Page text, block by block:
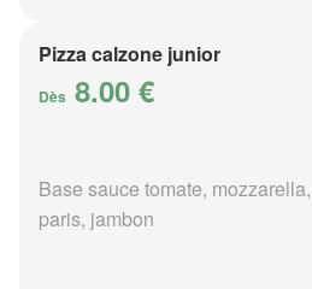
Pizza calzone junior
Dès 8.00 €
Base sauce tomate,
paris, jambon